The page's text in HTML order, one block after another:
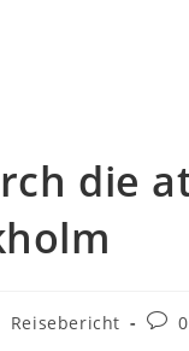
die
Reisebericht